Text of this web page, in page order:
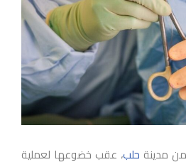
مدينة حلب، عقب خضوعها لعملية